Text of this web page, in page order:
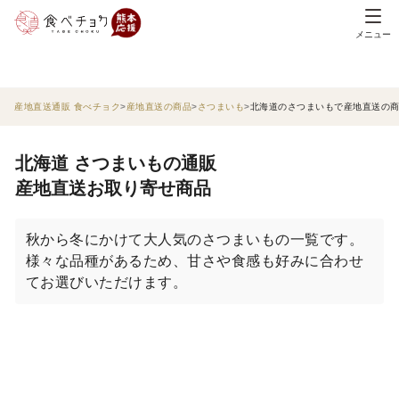
メニュー
産地直送通販 食べチョク 産地直送の商品 さつまいも 北海道のさつまいもで産地直送の
北海道 さつまいもの通販
産地直送お取り寄せ商品
秋から冬にかけて大人気のさつまいもの一覧です。
様々な品種があるため、甘さや食感も好みに合わせ
てお選びいただけます。